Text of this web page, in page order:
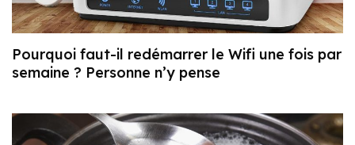
Pourquoi faut-il redémarrer le Wifi une fois par
semaine ? Personne n’y pense